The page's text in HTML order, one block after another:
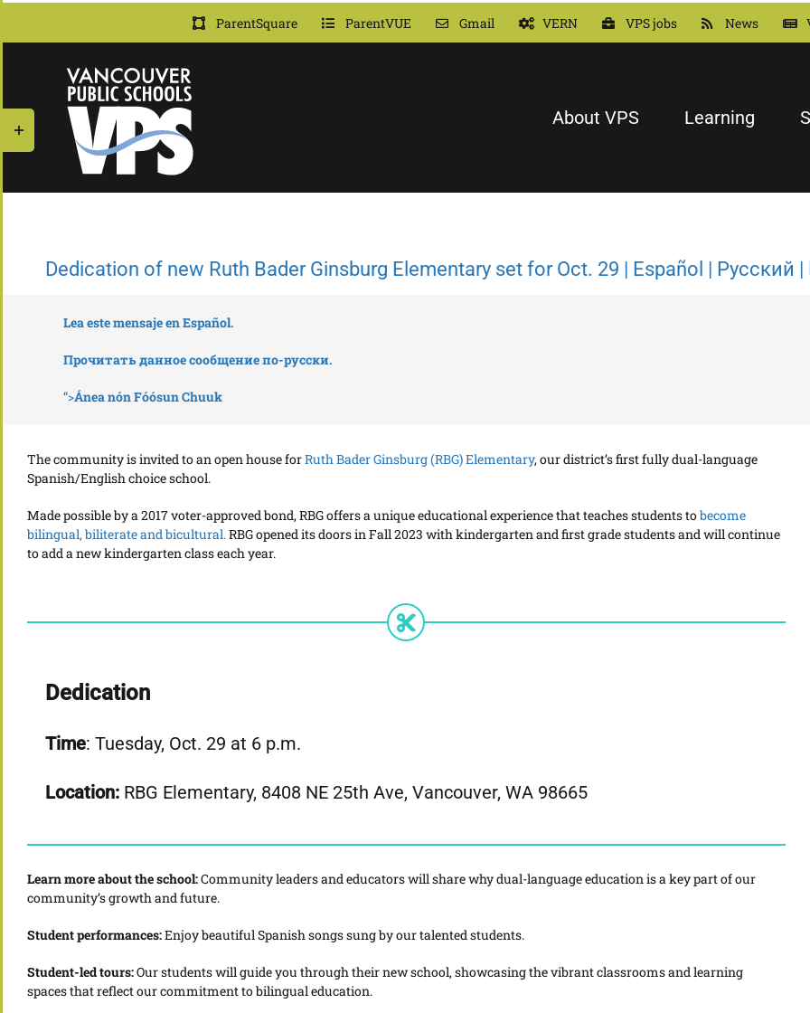
Skip
content
ParentSquare ParentVUE Gmail VERN VPS jobs News
About VPS Learning
Dedication of new Ruth Bader Ginsburg Elementary set for Oct. 29 | Español | Русский |
Lea este mensaje en Español.
Прочитать данное сообщение по-русски.
“>Ánea nón Fóósun Chuuk
The community is invited to an open house forRuth Bader Ginsburg (RBG) Elementary, our district’s first fully dual-language
Spanish/English choice school.
Made possible by a 2017 voter-approved bond, RBG offers a unique educational experience that teaches students tobecome
bilingual, biliterate and bicultural.RBG opened its doors in Fall 2023 with kindergarten and first grade students and will continue
to add a new kindergarten class each year.
Dedication
Time: Tuesday, Oct. 29 at 6 p.m.
Location: RBG Elementary, 8408 NE 25th Ave, Vancouver, WA 98665
Learn more about the school:Community leaders and educators will share why dual-language education is a key part of our
community’s growth and future.
Student performances:Enjoy beautiful Spanish songs sung by our talented students.
Student-led tours:Our students will guide you through their new school, showcasing the vibrant classrooms and learning
spaces that reflect our commitment to bilingual education.
Toggle
Sliding
Bar